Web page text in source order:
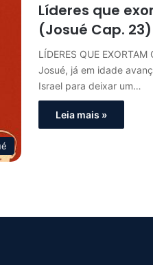
Líderes que
(Josué Cap. 23)
LÍDERES QUE
Josué, já em idade
Israel para deixar um…
Leia mais »